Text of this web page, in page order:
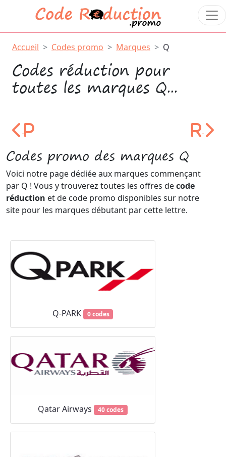
Accueil Codes promo Marques Q
Codes réduction pour
toutes les marques Q...
P R
Codes promo des marques Q
Voici notre page dédiée aux marques commençant
par Q ! Vous y trouverez toutes les offres decode
réduction et de code promo disponibles sur notre
site pour les marques débutant par cette lettre.
Q-PARK 0 codes
Qatar Airways 40 codes